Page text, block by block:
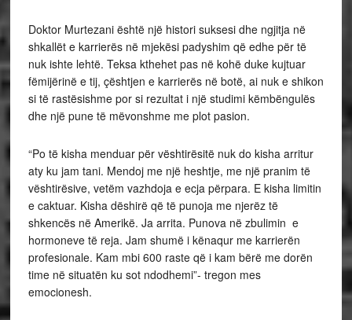
Doktor Murtezani është një histori suksesi dhe ngjitja në
shkallët e karrierës në mjekësi padyshim që edhe për të
nuk ishte lehtë. Teksa kthehet pas në kohë duke kujtuar
fëmijërinë e tij, çështjen e karrierës në botë, ai nuk e shikon
si të rastësishme por si rezultat i një studimi këmbëngulës
dhe një pune të mëvonshme me plot pasion.
“Po të kisha menduar për vështirësitë nuk do kisha arritur
aty ku jam tani. Mendoj me një heshtje, me një pranim të
vështirësive, vetëm vazhdoja e ecja përpara. E kisha limitin
e caktuar. Kisha dëshirë që të punoja me njerëz të
shkencës në Amerikë. Ja arrita. Punova në zbulimin e
hormoneve të reja. Jam shumë i kënaqur me karrierën
profesionale. Kam mbi 600 raste që i kam bërë me dorën
time në situatën ku sot ndodhemi”- tregon mes
emocionesh.